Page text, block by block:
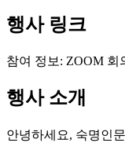
행사 링크
참여 정보: ZOOM 회
행사 소개
안녕하세요, 숙명인